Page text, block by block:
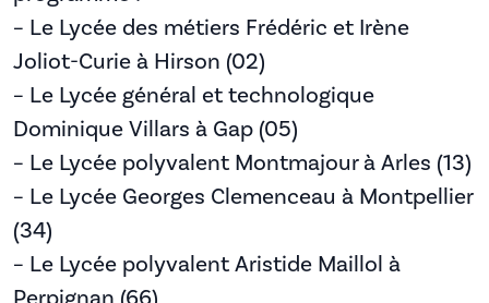
– Le Lycée des métiers Frédéric et Irène
Joliot-Curie à Hirson (02)
– Le Lycée général et technologique
Dominique Villars à Gap (05)
– Le Lycée polyvalent Montmajour à Arles (13)
– Le Lycée Georges Clemenceau à Montpellier
(34)
– Le Lycée polyvalent Aristide Maillol à